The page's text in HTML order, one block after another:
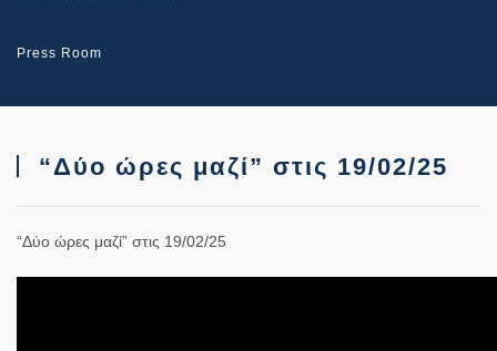
Press Room
“Δύο ώρες μαζί” στις 19/02/25
“Δύο ώρες μαζί” στις 19/02/25